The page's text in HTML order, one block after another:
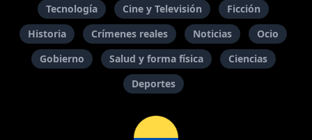
Tecnología
Cine y Televisión
Ficción
Historia
Crímenes reales Noticias
Ocio
Gobierno
Salud y forma física
Ciencias
Deportes